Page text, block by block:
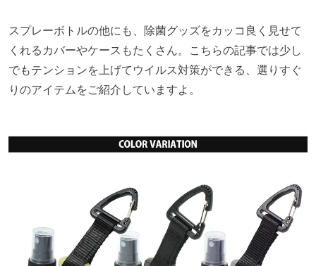
スプレーボトルの他にも、除菌グッズをカッコ良く見せて
くれるカバーやケースもたくさん。こちらの記事では少し
でもテンションを上げてウイルス対策ができる、選りすぐ
りのアイテムをご紹介していますよ。